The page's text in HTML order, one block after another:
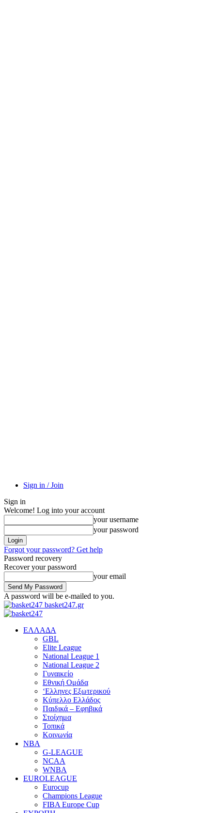
Sign in / Join
Sign in
Welcome! Log into your account
your username
your password
Forgot your password? Get help
Password recovery
Recover your password
your email
A password will be e-mailed to you.
basket247.gr
EΛΛΑΔΑ
GBL
Elite League
National League 1
National League 2
Γυναικείο
Εθνική Ομάδα
‘Ελληνες Εξωτερικού
Κύπελλο Ελλάδος
Παιδικά – Εφηβικά
Στοίχημα
Τοπικά
Κοινωνία
NBA
G-LEAGUE
NCAA
WNBA
ΕUROLEAGUE
Eurocup
Champions League
FIBA Europe Cup